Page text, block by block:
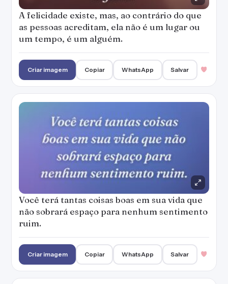
A felicidade existe, mas, ao contrário do que
as pessoas acreditam, ela não é um lugar ou
um tempo, é um alguém.
Criar imagem Copiar WhatsApp Salvar
Você terá tantas coisas boas em sua vida que
não sobrará espaço para nenhum sentimento
ruim.
Criar imagem Copiar WhatsApp Salvar